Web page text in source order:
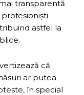
transparentă
astfel la
că
ar putea
în special